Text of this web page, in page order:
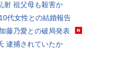
射 祖父母も殺害か
代女性との結婚報告
藤乃愛との破局発表
逮捕されていたか